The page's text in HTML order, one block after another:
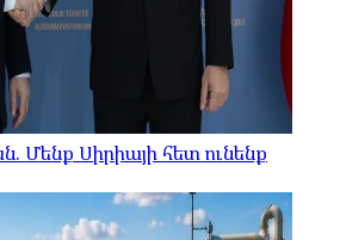
Սիրիայի հետ ունենք